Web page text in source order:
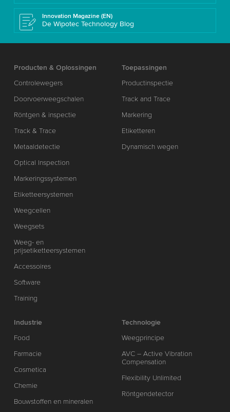
Innovation Magazine (EN)
De Wipotec Technology Blog
Producten & Oplossingen
Controlewegers
Doorvoerweegschalen
Röntgen & inspectie
Track & Trace
Metaaldetectie
Optical Inspection
Markeringssystemen
Etiketteersystemen
Weegcellen
Weegsets
Weeg- en
prijsetiketteersystemen
Accessoires
Software
Training
Toepassingen
Productinspectie
Track and Trace
Markering
Etiketteren
Dynamisch wegen
Industrie
Food
Farmacie
Cosmetica
Chemie
Bouwstoffen en mineralen
Technologie
Weegprincipe
AVC – Active Vibration
Compensation
Flexibility Unlimited
Röntgendetector